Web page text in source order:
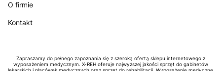
O firmie
Kontakt
Zapraszamy do pełnego zapoznania się z szeroką ofertą sklepu internetowego z
wyposażeniem medycznym. X-REH oferuje najwyższej jakości sprzęt do gabinetów